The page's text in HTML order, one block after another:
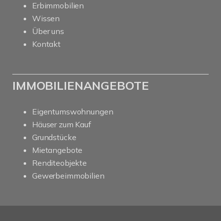
Erbimmobilien
Wissen
Über uns
Kontakt
IMMOBILIENANGEBOTE
Eigentumswohnungen
Häuser zum Kauf
Grundstücke
Mietangebote
Renditeobjekte
Gewerbeimmobilien